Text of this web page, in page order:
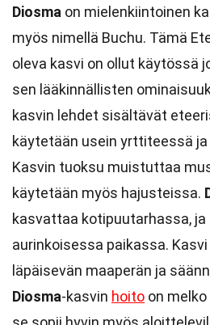
Diosma on mielenkiintoinen
myös nimellä Buchu. Tämä
oleva kasvi on ollut käytössä
sen lääkinnällisten
kasvin lehdet sisältävät
käytetään usein yrttiteessä
Kasvin tuoksu muistuttaa
käytetään myös hajusteissa.
kasvattaa kotipuutarhassa, ja
aurinkoisessa paikassa.
läpäisevän maaperän ja
Diosma-kasvin hoito on